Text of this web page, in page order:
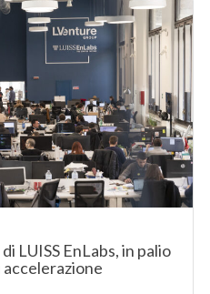
LUISS EnLabs, in palio
accelerazione